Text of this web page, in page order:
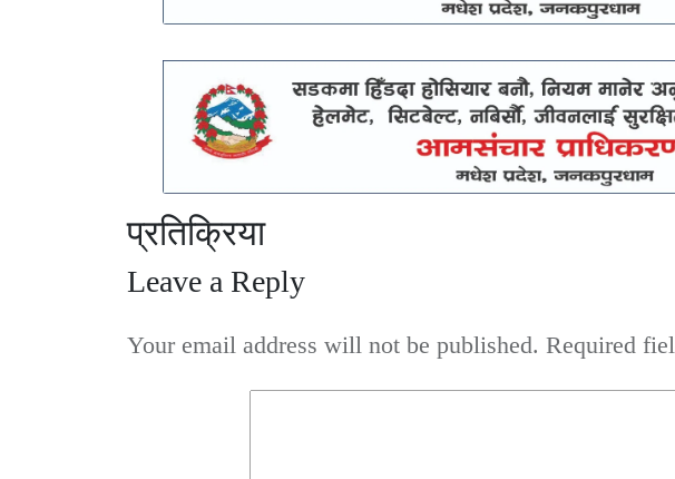
प्रतिक्रिया
Leave a Reply
Your email address will not be published. Required